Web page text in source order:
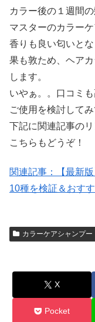
カラー後の１週間
マスターのカラー
香りも良い匂いと
果も敦ため、ヘア
します。
いやぁ。。口コミ
ご使用を検討してみ
下記に関連記事の
こちらもどうぞ！
関連記事：【最新
10種を検証＆おす
カラーケアシャンプー
X
Pocket